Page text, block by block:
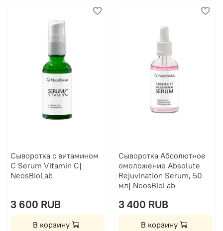
Сыворотка с витамином
С Serum Vitamin C|
NeosBioLab
3 600 RUB
В корзину
Сыворотка Абсолютное
омоложение Absolute
Rejuvination Serum, 50
мл| NeosBioLab
3 400 RUB
В корзину